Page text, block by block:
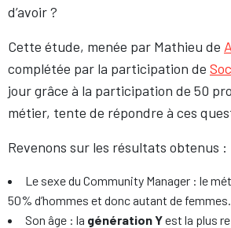
d’avoir ?
Cette étude, menée par Mathieu de
complétée par la participation de
jour grâce à la participation de 50
métier, tente de répondre à ces
Revenons sur les résultats obtenus :
Le sexe du Community Manager : le
50% d’hommes et donc autant de femmes.
Son âge : la génération Yest la plus